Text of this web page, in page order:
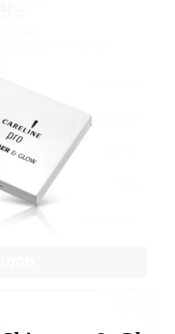
יש
של קרליין ותקבלי